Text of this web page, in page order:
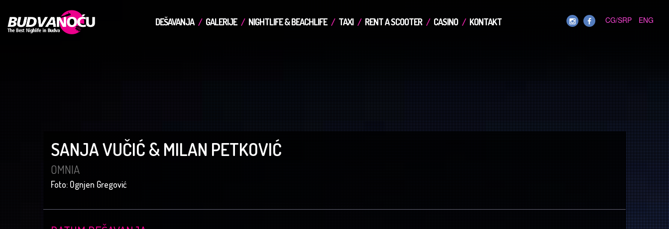
DEŠAVANJA GALERIJE NIGHTLIFE & BEACHLIFE TAXI RENT A SCOOTER CASINO KONTAKT CG/SRP ENG
SANJA VUČIĆ & MILAN PETKOVIĆ
OMNIA
Foto: Ognjen Gregović